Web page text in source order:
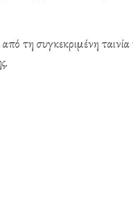
τη συγκεκριμένη ταινία